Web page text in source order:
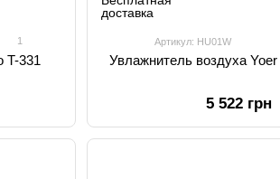
1
T-331
Артикул: HU01W
Увлажнитель воздуха
5 522 грн